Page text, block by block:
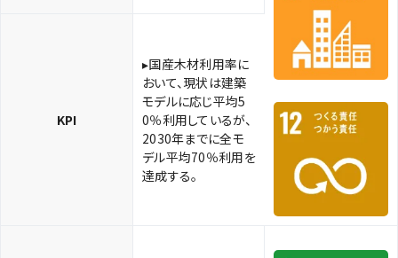
KPI
▸国産木材利用率に
おいて、現状は建築
モデルに応じ平均5
0％利用しているが、
2030年までに全モ
デル平均70％利用を
達成する。